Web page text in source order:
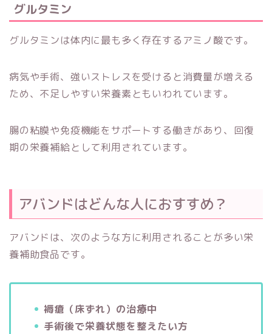
グルタミン
グルタミンは体内に最も多く存在するアミノ酸です。
病気や手術、強いストレスを受けると消費量が増える
ため、不足しやすい栄養素ともいわれています。
腸の粘膜や免疫機能をサポートする働きがあり、回復
期の栄養補給として利用されています。
アバンドはどんな人におすすめ？
アバンドは、次のような方に利用されることが多い栄
養補助食品です。
褥瘡（床ずれ）の治療中
手術後で栄養状態を整えたい方